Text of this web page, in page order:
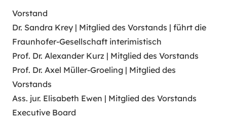
Vorstand
Dr. Sandra Krey | Mitglied des Vorstands | führt die
Fraunhofer-Gesellschaft interimistisch
Prof. Dr. Alexander Kurz | Mitglied des Vorstands
Prof. Dr. Axel Müller-Groeling | Mitglied des
Vorstands
Ass. jur. Elisabeth Ewen | Mitglied des Vorstands
Executive Board